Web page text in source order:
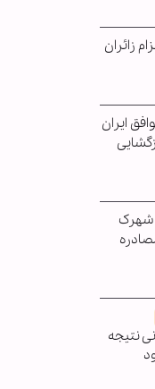
زائران
ایران
شهرک
نتیجه